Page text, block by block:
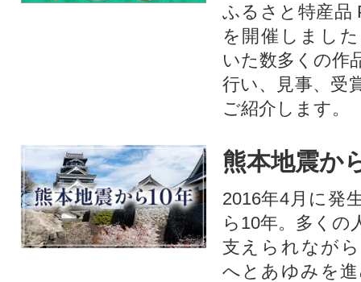
ふるさと特産品
を開催しまし
いた数多くの作
行い、見事、受
ご紹介します。
熊本地震か
2016年4月に発
ら10年。多くの
支えられなが
へとあゆみを